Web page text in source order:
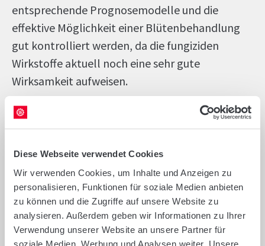
Diese Webseite verwendet Cookies
Wir verwenden Cookies, um Inhalte und Anzeigen zu
personalisieren, Funktionen für soziale Medien anbieten
zu können und die Zugriffe auf unsere Website zu
analysieren. Außerdem geben wir Informationen zu Ihrer
Verwendung unserer Website an unsere Partner für
soziale Medien, Werbung und Analysen weiter. Unsere
entsprechende Prognosemodelle und die
effektive Möglichkeit einer Blütenbehandlung
gut kontrolliert werden, da die fungiziden
Wirkstoffe aktuell noch eine sehr gute
Wirksamkeit aufweisen.
LG: Warum ist der Schutz des Stängels so
wichtig?
Nahrstedt: Der Stängel ist das zentrale
Versorgungssystem der Pflanze, sodass alle
wichtigen Substanzen und
Stoffwechselprodukte innerhalb des Stängels
verlagert werden. Eine ungestörte Funktion
während der gesamten Vegetationsphase ist